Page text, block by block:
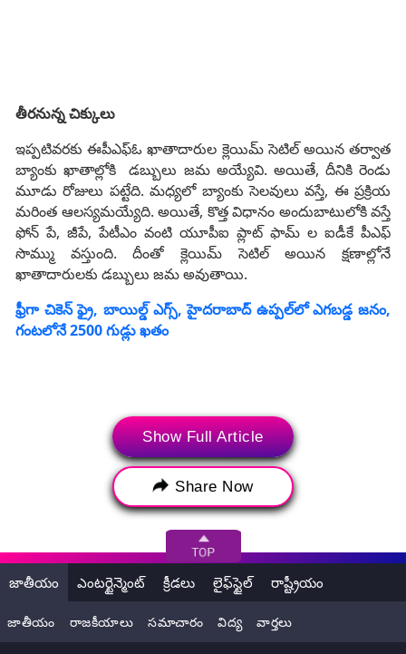
తీరనున్న చిక్కులు
ఇప్పటివరకు ఈపీఎఫ్‌ఓ ఖాతాదారుల క్లెయిమ్‌ సెటిల్‌ అయిన తర్వాత
బ్యాంకు ఖాతాల్లోకి డబ్బులు జమ అయ్యేవి. అయితే, దీనికి రెండు
మూడు రోజులు పట్టేది. మధ్యలో బ్యాంకు సెలవులు వస్తే, ఈ ప్రక్రియ
మరింత ఆలస్యమయ్యేది. అయితే, కొత్త విధానం అందుబాటులోకి వస్తే
ఫోన్‌ పే, జీపే, పేటీఎం వంటి యూపీఐ ప్లాట్‌ ఫామ్‌ ల ఐడీకే పీఎఫ్‌
సొమ్ము వస్తుంది. దీంతో క్లెయిమ్‌ సెటిల్‌ అయిన క్షణాల్లోనే
ఖాతాదారులకు డబ్బులు జమ అవుతాయి.
ఫ్రీగా చికెన్‌ ఫ్రై, బాయిల్డ్ ఎగ్స్‌, హైదరాబాద్‌ ఉప్పల్‌లో ఎగబడ్డ జనం,
గంటలోనే 2500 గుడ్లు ఖతం
EPFO Users Withdraw Money Via UPI Apps
Show Full Article
Share Now
జాతీయం ఎంటర్టైన్మెంట్ క్రీడలు లైఫ్‌స్టైల్ రాష్ట్రీయం
జాతీయం రాజకీయాలు సమాచారం విద్య వార్తలు